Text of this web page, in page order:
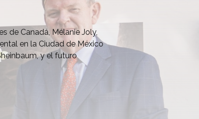
de Canadá, Mélanie Joly,
en la Ciudad de México
y el futuro